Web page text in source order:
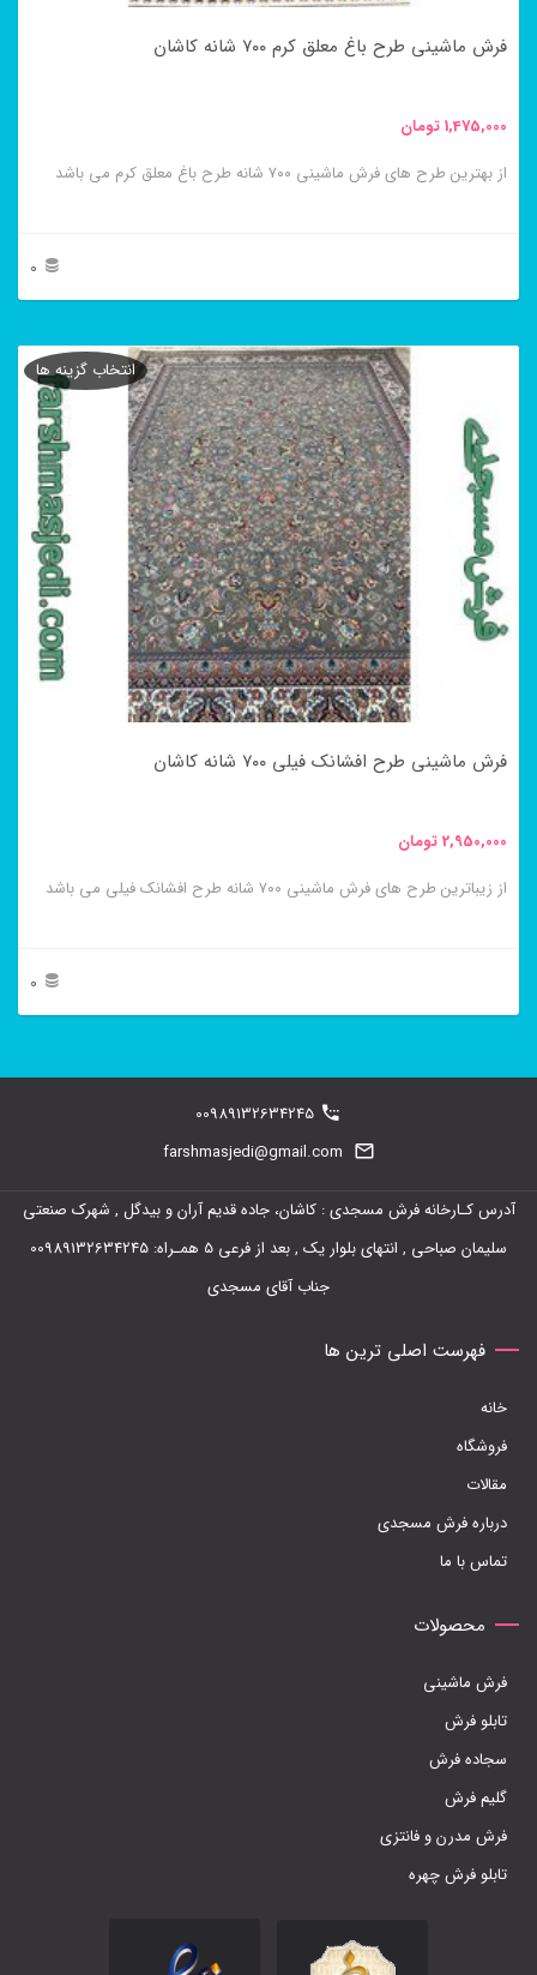
صفحه
انتخاب
شوند
فرش ماشینی طرح باغ معلق کرم ۷۰۰ شانه کاشان
1,475,000تومان
از بهترین طرح های فرش ماشینی ۷۰۰ شانه طرح باغ معلق کرم می باشد
0
محصول
مختلفی
باشد.
گزینه
ها
صفحه
انتخاب
شوند
فرش ماشینی طرح افشانک فیلی ۷۰۰ شانه کاشان
2,950,000تومان
از زیباترین طرح های فرش ماشینی ۷۰۰ شانه طرح افشانک فیلی می باشد
0
انتخاب گزینه ها
می
باشد.
است
صفحه
محصول
انتخاب
00989132634245
farshmasjedi@gmail.com
آدرس کـارخانه فرش مسجدی : کاشان، جاده قدیم آران و بیدگل , شهرک صنعتی
سلیمان صباحی , انتهای بلوار یک , بعد از فرعی 5 همـراه: 00989132634245
جناب آقای مسجدی
فهرست اصلی ترین ها
خانه
فروشگاه
مقالات
درباره فرش مسجدی
تماس با ما
محصولات
فرش ماشینی
تابلو فرش
سجاده فرش
گلیم فرش
فرش مدرن و فانتزی
تابلو فرش چهره